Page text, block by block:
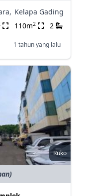
Kelapa Gading
110m2 2
1 tahun yang lalu
Ruko